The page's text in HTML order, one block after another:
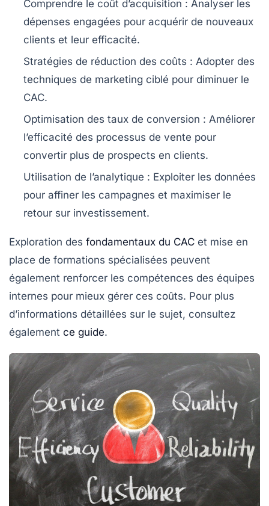
Comprendre le coût d’acquisition : Analyser les
dépenses engagées pour acquérir de nouveaux
clients et leur efficacité.
Stratégies de réduction des coûts : Adopter des
techniques de marketing ciblé pour diminuer le
CAC.
Optimisation des taux de conversion : Améliorer
l’efficacité des processus de vente pour
convertir plus de prospects en clients.
Utilisation de l’analytique : Exploiter les données
pour affiner les campagnes et maximiser le
retour sur investissement.
Exploration des fondamentaux du CAC et mise en
place de formations spécialisées peuvent
également renforcer les compétences des équipes
internes pour mieux gérer ces coûts. Pour plus
d’informations détaillées sur le sujet, consultez
également ce guide.